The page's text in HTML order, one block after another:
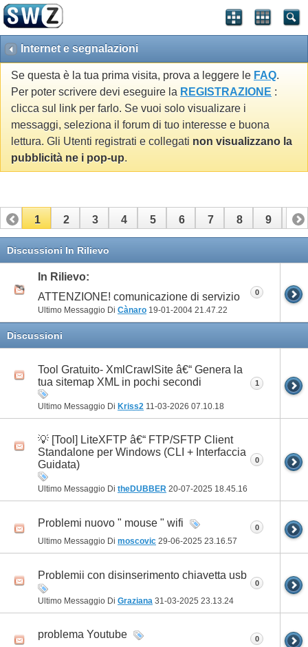
Internet e segnalazioni
Se questa è la tua prima visita, prova a leggere le FAQ.
Per poter scrivere devi eseguire la REGISTRAZIONE :
clicca sul link per farlo. Se vuoi solo visualizare i
messaggi, seleziona il forum di tuo interesse e buona
lettura. Gli Utenti registrati e collegati non visualizzano la
pubblicità ne i pop-up.
1 2 3 4 5 6 7 8 9 10
11 12 13
Discussioni In Rilievo
In Rilievo:
ATTENZIONE! comunicazione di servizio
Ultimo Messaggio Di Cànaro 19-01-2004 21.47.22
0
Discussioni
Tool Gratuito- XmlCrawlSite â€“ Genera la
tua sitemap XML in pochi secondi
Ultimo Messaggio Di Kriss2 11-03-2026 07.10.18
1
💡 [Tool] LiteXFTP â€“ FTP/SFTP Client
Standalone per Windows (CLI + Interfaccia
Guidata)
Ultimo Messaggio Di theDUBBER 20-07-2025 18.45.16
0
Problemi nuovo " mouse " wifi
Ultimo Messaggio Di moscovic 29-06-2025 23.16.57
0
Problemii con disinserimento chiavetta usb
Ultimo Messaggio Di Graziana 31-03-2025 23.13.24
0
problema Youtube 0